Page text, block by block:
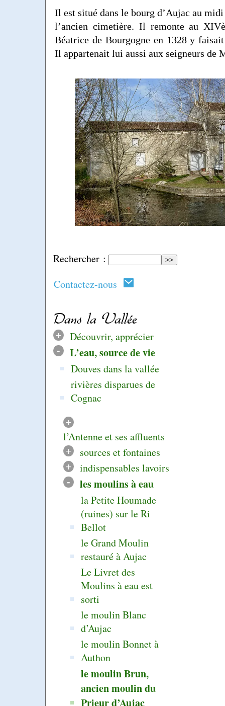
Rechercher :
Contactez-nous
Dans la Vallée
+ Découvrir, apprécier
- L’eau, source de vie
Douves dans la vallée
rivières disparues de
Cognac
+
l’Antenne et ses affluents
+
sources et fontaines
+
indispensables lavoirs
- les moulins à eau
la Petite Houmade
(ruines) sur le Ri
Bellot
le Grand Moulin
restauré à Aujac
Le Livret des
Moulins à eau est
sorti
le moulin Blanc
d’Aujac
le moulin Bonnet à
Authon
le moulin Brun,
ancien moulin du
Prieur d’Aujac
Il est situé dans le bourg d’Aujac au
l’ancien cimetière. Il remonte au
Béatrice de Bourgogne en 1328 y
Il appartenait lui aussi aux seigneurs de